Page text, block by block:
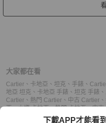
大家都在看
Cartier 、 卡地亞 、 坦克 、 手錶 、
地亞 坦克 、 卡地亞 手錶 、 坦克 手錶 、
Cartier 、 熱門 Cartier 、 中古 Cartier 、
亞、小資 卡地亞、熱門 卡地亞、中古
小資 坦克、熱門 坦克 、中古
下載APP才能看